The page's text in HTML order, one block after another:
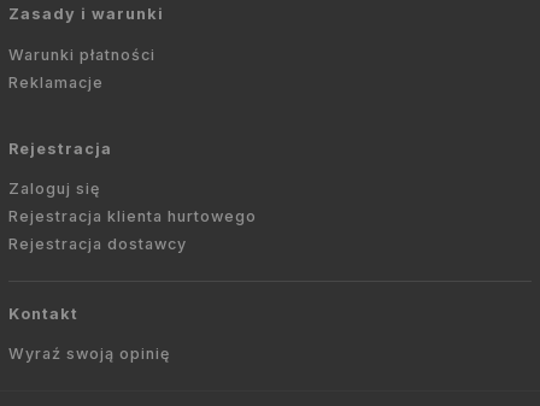
Zasady i warunki
Warunki płatności
Reklamacje
Rejestracja
Zaloguj się
Rejestracja klienta hurtowego
Rejestracja dostawcy
Kontakt
Wyraź swoją opinię